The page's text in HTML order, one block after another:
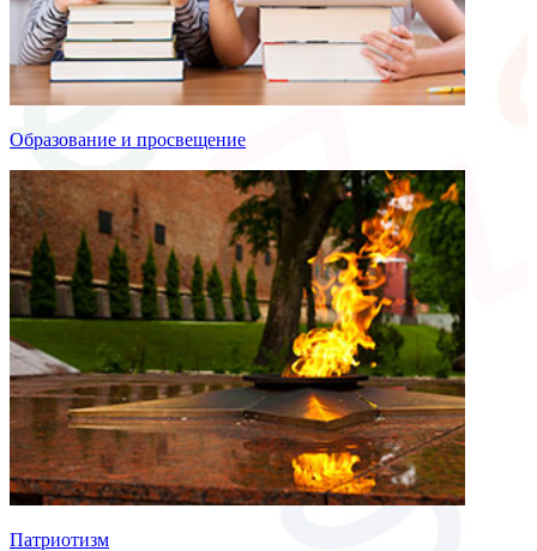
Образование и просвещение
Патриотизм